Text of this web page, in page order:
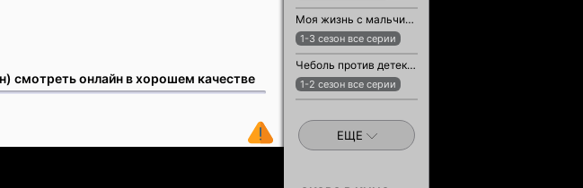
смотреть онлайн в хорошем качестве
Моя жизнь с мальчиками Уолтер
1-3 сезон все серии
Чеболь против детектива
1-2 сезон все серии
ЕЩЕ